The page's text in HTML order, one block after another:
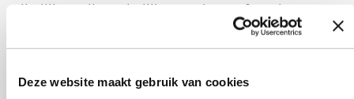
Deze website maakt gebruik van cookies
vrijwilliger die wekelijks met haar afsprak voor
een koffietje om haar taalvaardigheid en
zelfvertrouwen te verbeteren. Vervolgens hielp ik
haar vrijwilligerswerk te vinden bij het OCMW van